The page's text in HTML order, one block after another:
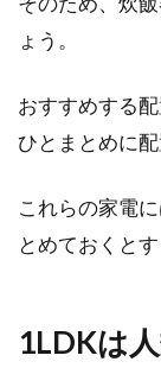
ょう。
おすすめする
ひとまとめに
これらの家電
とめておくと
1LDKは